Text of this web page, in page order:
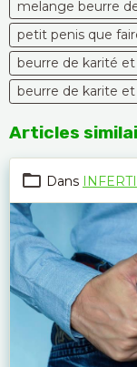
melange beurre
petit penis que
beurre de karité
beurre de karite
Articles
Dans